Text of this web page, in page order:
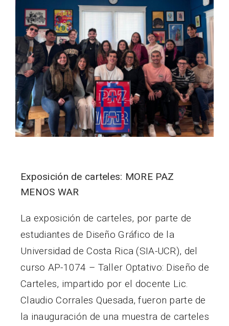
Vida Estudiantil
Administración
Divulgación
Exposición de carteles: MORE PAZ
MENOS WAR
La exposición de carteles, por parte de
estudiantes de Diseño Gráfico de la
Universidad de Costa Rica (SIA-UCR), del
curso AP-1074 – Taller Optativo: Diseño de
Carteles, impartido por el docente Lic.
Claudio Corrales Quesada, fueron parte de
la inauguración de una muestra de carteles